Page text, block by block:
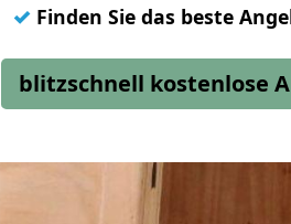
✓ Finden Sie das beste
blitzschnell kostenlose